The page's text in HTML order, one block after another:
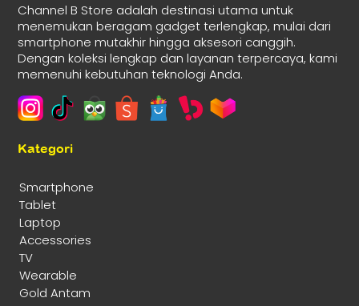
Channel B Store adalah destinasi utama untuk
menemukan beragam gadget terlengkap, mulai dari
smartphone mutakhir hingga aksesori canggih.
Dengan koleksi lengkap dan layanan terpercaya, kami
memenuhi kebutuhan teknologi Anda.
Kategori
Smartphone
Tablet
Laptop
Accessories
TV
Wearable
Gold Antam